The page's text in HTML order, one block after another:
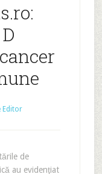
Editor
de
au evidenţiat